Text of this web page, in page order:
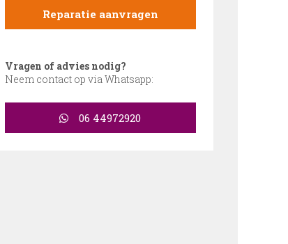
Reparatie aanvragen
Vragen of advies nodig?
Neem contact op via Whatsapp:
06 44972920